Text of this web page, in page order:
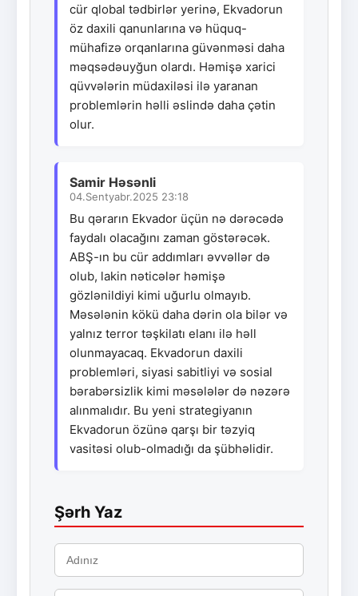
cür qlobal tədbirlər yerinə, Ekvadorun
öz daxili qanunlarına və hüquq-
mühafizə orqanlarına güvənməsi daha
məqsədəuyğun olardı. Həmişə xarici
qüvvələrin müdaxiləsi ilə yaranan
problemlərin həlli əslində daha çətin
olur.
Samir Həsənli
04.Sentyabr.2025 23:18
Bu qərarın Ekvador üçün nə dərəcədə
faydalı olacağını zaman göstərəcək.
ABŞ-ın bu cür addımları əvvəllər də
olub, lakin nəticələr həmişə
gözlənildiyi kimi uğurlu olmayıb.
Məsələnin kökü daha dərin ola bilər və
yalnız terror təşkilatı elanı ilə həll
olunmayacaq. Ekvadorun daxili
problemləri, siyasi sabitliyi və sosial
bərabərsizlik kimi məsələlər də nəzərə
alınmalıdır. Bu yeni strategiyanın
Ekvadorun özünə qarşı bir təzyiq
vasitəsi olub-olmadığı da şübhəlidir.
Şərh Yaz